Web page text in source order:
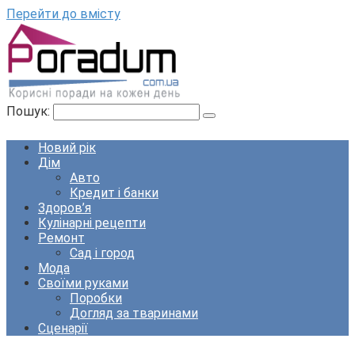
Перейти до вмісту
Пошук:
Новий рік
Дім
Авто
Кредит і банки
Здоров’я
Кулінарні рецепти
Ремонт
Сад і город
Мода
Своїми руками
Поробки
Догляд за тваринами
Сценарії